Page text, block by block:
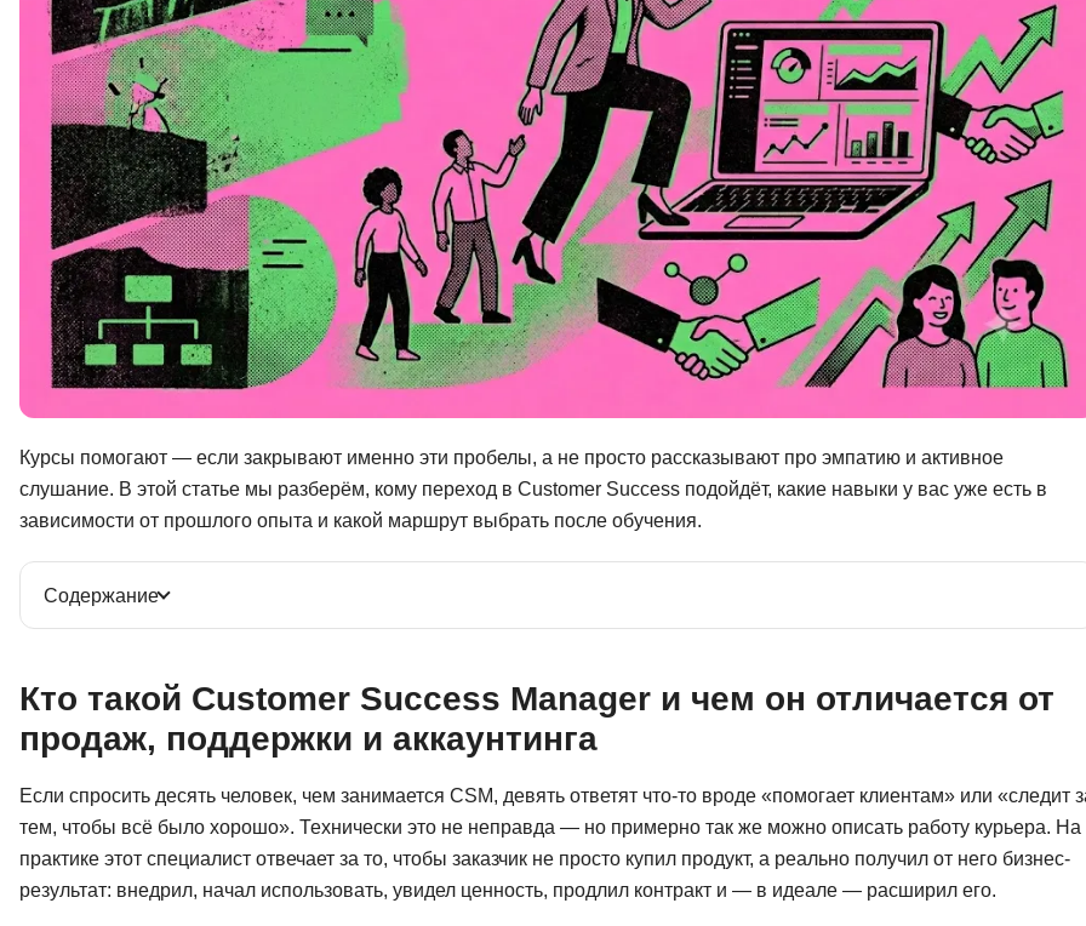
Курсы помогают — если закрывают именно эти пробелы, а не просто рассказывают про эмпатию и активное
слушание. В этой статье мы разберём, кому переход в Customer Success подойдёт, какие навыки у вас уже есть в
зависимости от прошлого опыта и какой маршрут выбрать после обучения.
Содержание
Кто такой Customer Success Manager и чем он отличается от
продаж, поддержки и аккаунтинга
Если спросить десять человек, чем занимается CSM, девять ответят что-то вроде «помогает клиентам» или «следит
тем, чтобы всё было хорошо». Технически это не неправда — но примерно так же можно описать работу курьера. На
практике этот специалист отвечает за то, чтобы заказчик не просто купил продукт, а реально получил от него бизнес-
результат: внедрил, начал использовать, увидел ценность, продлил контракт и — в идеале — расширил его.
Java Spring Boot
Android-разработка
Apache Kafka
ASP.NET
Ansible
Arduino
Android Studio
Active Directory
Asterisk
API
Разработка игр на Unity
Разработка игр на Unreal Engine
Работа с GIT
Разработка на языке Swift
Фреймворк
Фреймворк
Фреймворк Flutter
Фреймворк Vue.js
Фреймворк
T
TypeScript
Tilda
Terraform
Three.js
V
React Native
L